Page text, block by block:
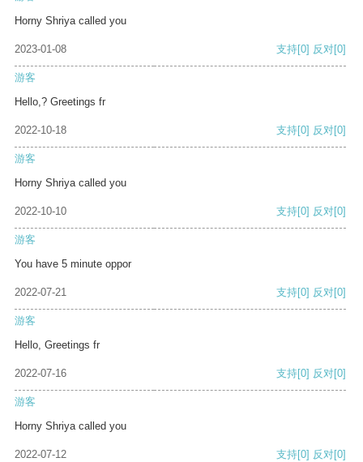
Horny Shriya called you
2023-01-08 支持[0] 反对[0]
游客
Hello,? Greetings fr
2022-10-18 支持[0] 反对[0]
游客
Horny Shriya called you
2022-10-10 支持[0] 反对[0]
游客
You have 5 minute oppor
2022-07-21 支持[0] 反对[0]
游客
Hello, Greetings fr
2022-07-16 支持[0] 反对[0]
游客
Horny Shriya called you
2022-07-12 支持[0] 反对[0]